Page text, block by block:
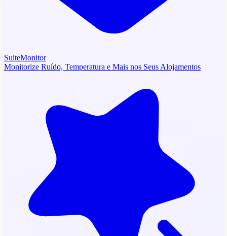
SuiteMonitor
Monitorize Ruído, Temperatura e Mais nos Seus Alojamentos